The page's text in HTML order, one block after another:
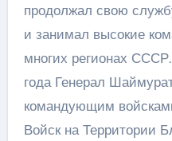
продолжал свою
и занимал высокие
многих регионах
года Генерал
командующим
Войск на Территории